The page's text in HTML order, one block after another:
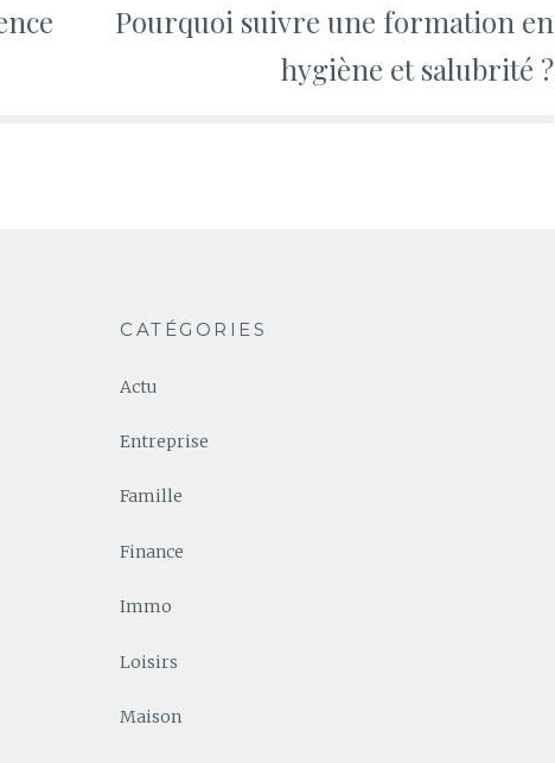
Pourquoi suivre une formation en
hygiène et salubrité ?
CATÉGORIES
Actu
Entreprise
Famille
Finance
Immo
Loisirs
Maison